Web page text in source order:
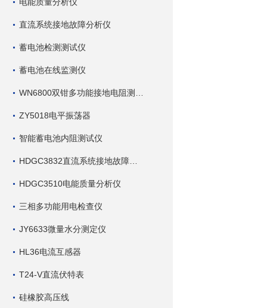
直流系统接地故障分析仪
蓄电池检测测试仪
蓄电池在线监测仪
ZY5018电平振荡器
智能蓄电池内阻测试仪
HDGC3510电能质量分析仪
三相多功能用电检查仪
JY6633微量水分测定仪
HL36电流互感器
T24-V直流伏特表
硅橡胶高压线